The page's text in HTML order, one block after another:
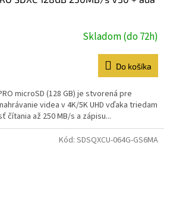
Skladom (do 72h)
Do košíka
microSD (128 GB) je stvorená pre
videa v 4K/5K UHD vďaka triedam
čítania až 250 MB/s a zápisu...
Kód: SDSQXCU-064G-GS6MA